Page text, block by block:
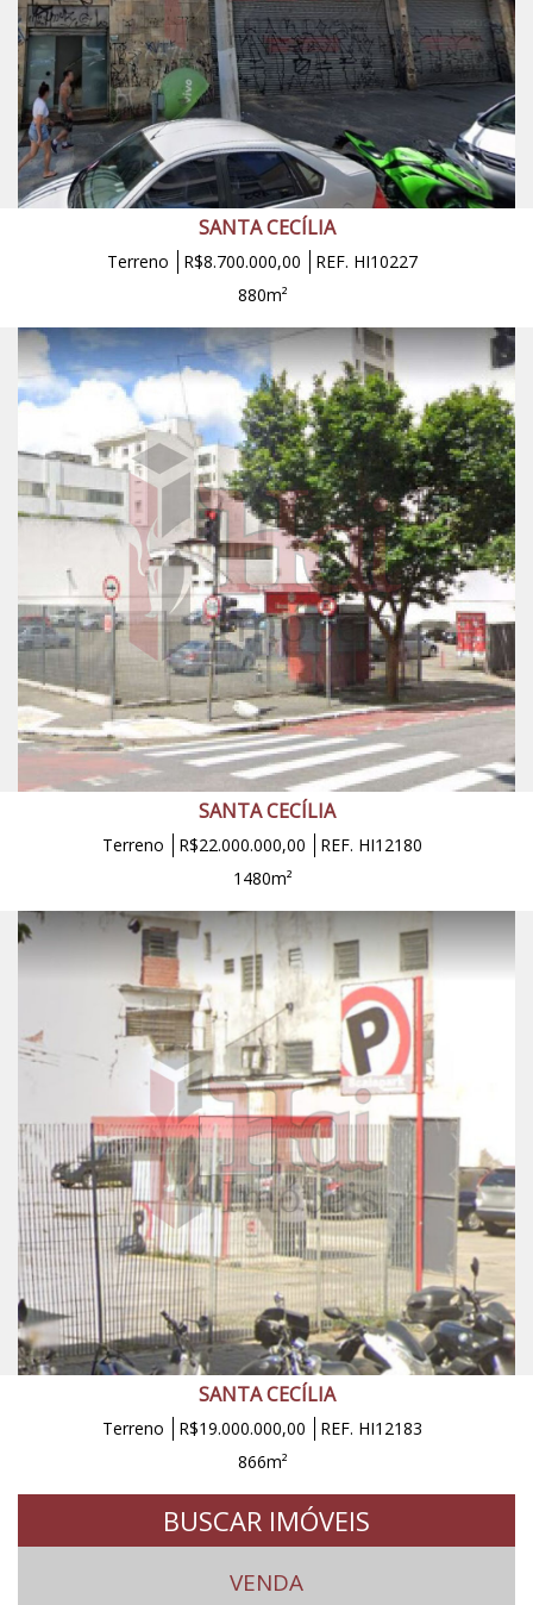
SANTA CECÍLIA
Terreno R$8.700.000,00
REF. HI10227
880m²
SANTA CECÍLIA
Terreno R$22.000.000,00
REF. HI12180
1480m²
SANTA CECÍLIA
Terreno R$19.000.000,00
REF. HI12183
866m²
BUSCAR IMÓVEIS
VENDA